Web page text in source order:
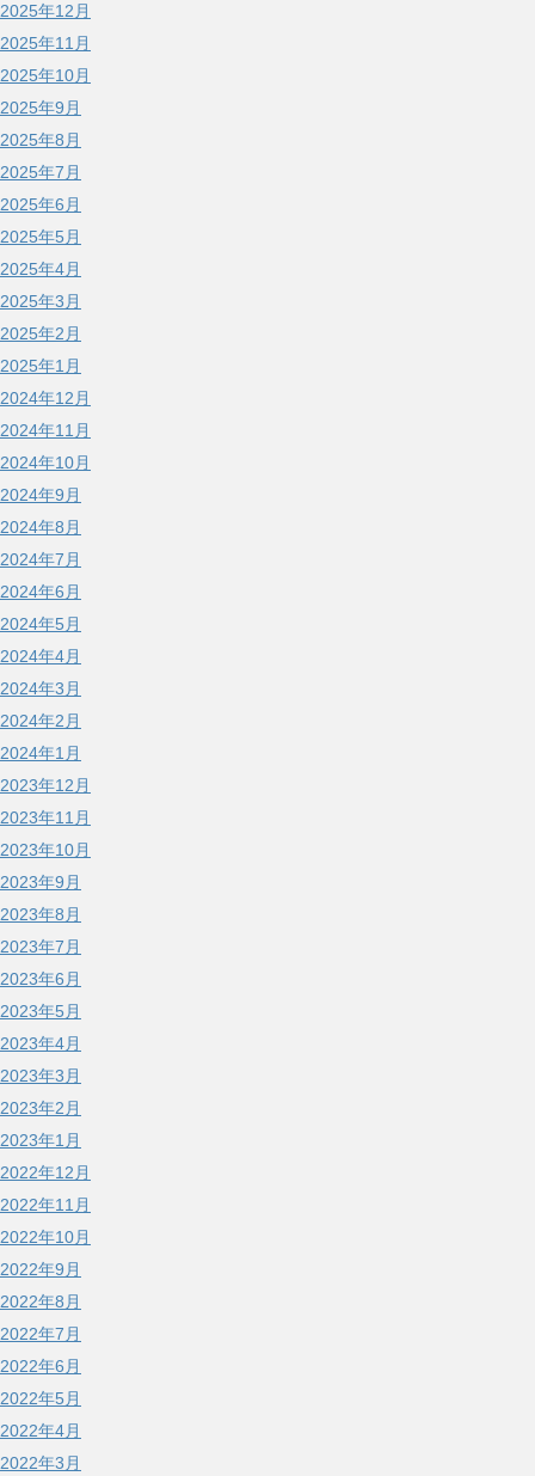
2025年12月
2025年11月
2025年10月
2025年9月
2025年8月
2025年7月
2025年6月
2025年5月
2025年4月
2025年3月
2025年2月
2025年1月
2024年12月
2024年11月
2024年10月
2024年9月
2024年8月
2024年7月
2024年6月
2024年5月
2024年4月
2024年3月
2024年2月
2024年1月
2023年12月
2023年11月
2023年10月
2023年9月
2023年8月
2023年7月
2023年6月
2023年5月
2023年4月
2023年3月
2023年2月
2023年1月
2022年12月
2022年11月
2022年10月
2022年9月
2022年8月
2022年7月
2022年6月
2022年5月
2022年4月
2022年3月